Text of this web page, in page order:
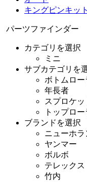
キングピンキット
パーツファインダー
カテゴリを選択
ミニ
サブカテゴリを
ボトムロー
年長者
スプロケッ
トップロ
ブランドを選択
ニューホラ
ヤンマー
ボルボ
テレックス
竹内